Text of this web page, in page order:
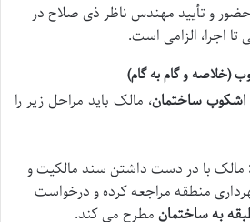
حضور و تأیید مهندس ناظر ذی صلاح در
تا اجرا، الزامی است.
(خلاصه و گام به گام)
اشکوب ساختمان، مالک باید مراحل زیر را
مالک با در دست داشتن سند مالکیت و
منطقه مراجعه کرده و درخواست
به ساختمانمطرح می کند.